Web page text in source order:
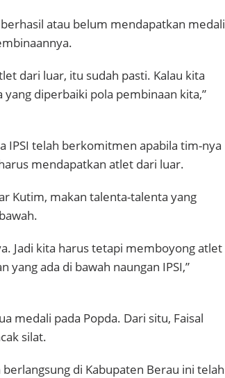
atau belum mendapatkan medali
dari luar, itu sudah pasti. Kalau kita
diperbaiki pola pembinaan kita,”
IPSI telah berkomitmen apabila tim-nya
mendapatkan atlet dari luar.
Kutim, makan talenta-talenta yang
Jadi kita harus tetapi memboyong atlet
ada di bawah naungan IPSI,”
medali pada Popda. Dari situ, Faisal
silat.
di Kabupaten Berau ini telah